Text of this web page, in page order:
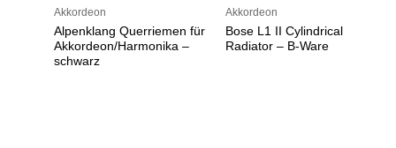
Akkordeon
Alpenklang Querriemen für
Akkordeon/Harmonika –
schwarz
Akkordeon
Bose L1 II Cylindrical
Radiator – B-Ware